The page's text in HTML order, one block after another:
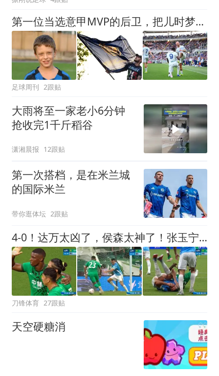
第一位当选意甲MVP的后卫，把儿时梦想活成了现实
足球周刊 2跟贴
大雨将至一家老小6分钟
抢收完1千斤稻谷
潇湘晨报 12跟贴
第一次搭档，是在米兰城
的国际米兰
带你逛体坛 2跟贴
4-0！达万太凶了，侯森太神了！张玉宁法比奥破门，球迷：裁判太差了
刀锋体育 27跟贴
天空硬糖消